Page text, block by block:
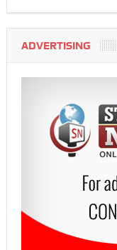
ADVERTISING